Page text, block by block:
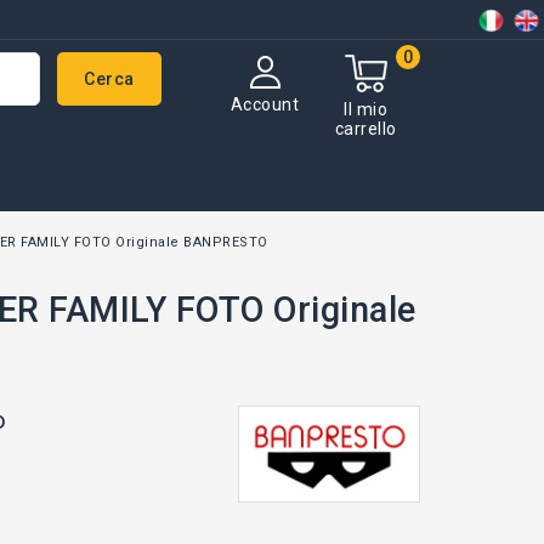
Il mio
carrello
0
Account
Cerca
FAMILY FOTO Originale BANPRESTO
FAMILY FOTO Originale